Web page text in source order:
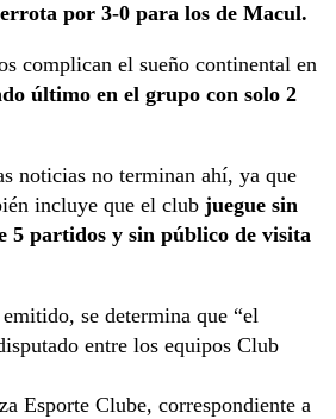
por 3-0 para los de Macul.
complican el sueño continental en
último en el grupo con solo 2
noticias no terminan ahí, ya que
incluye que el club juegue sin
5 partidos y sin público de visita
se determina que “el
entre los equipos Club
Esporte Clube, correspondiente a